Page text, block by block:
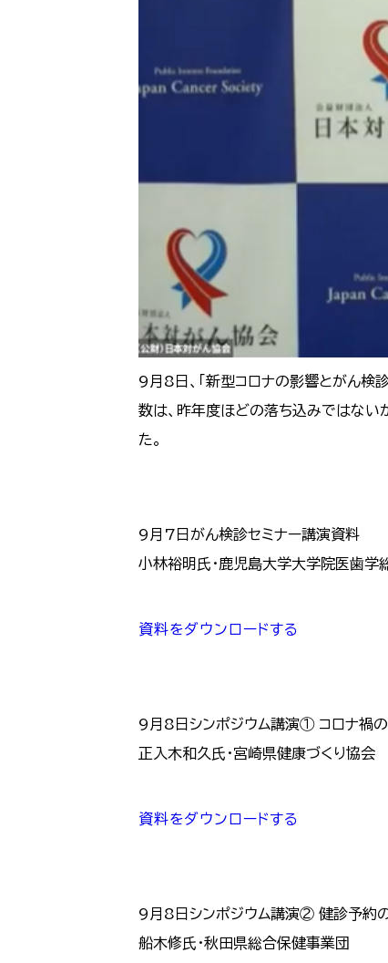
9月8日、「新型コロナの影響とがん検
数は、昨年度ほどの落ち込みではない
た。
9月7日がん検診セミナー講演資料
小林裕明氏・鹿児島大学大学院医歯
資料をダウンロードする
9月8日シンポジウム講演① コロナ禍
正入木和久氏・宮崎県健康づくり協会
資料をダウンロードする
9月8日シンポジウム講演② 健診予
船木修氏・秋田県総合保健事業団